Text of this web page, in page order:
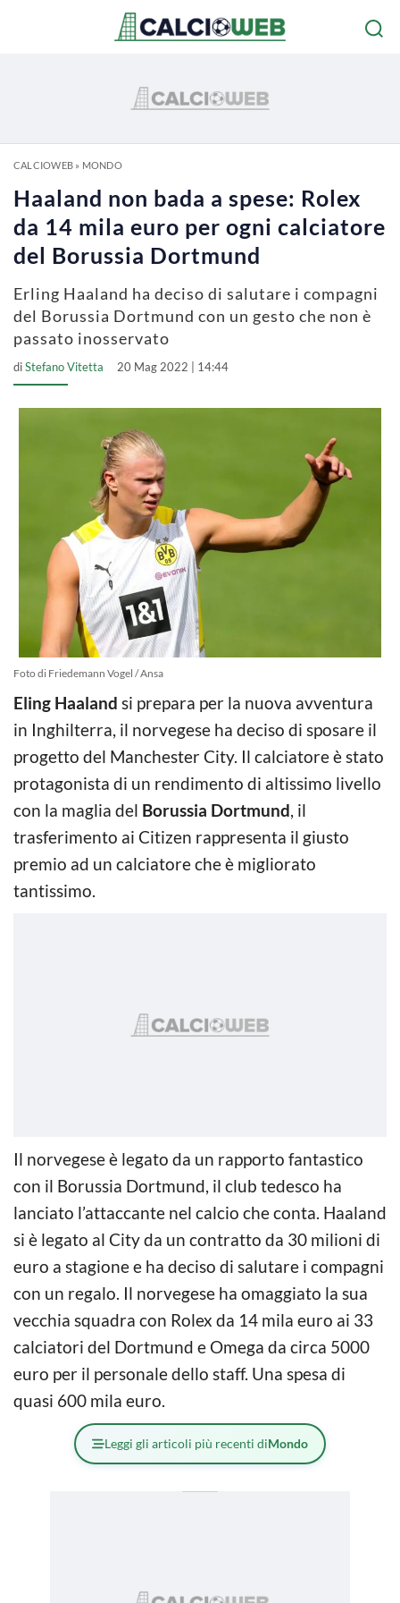
CALCIOWEB» MONDO
Haaland non bada a spese: Rolex
da 14 mila euro per ogni calciatore
del Borussia Dortmund
Erling Haaland ha deciso di salutare i compagni
del Borussia Dortmund con un gesto che non è
passato inosservato
diStefano Vitetta 20 Mag 2022 | 14:44
Foto di Friedemann Vogel / Ansa
Eling Haaland si prepara per la nuova avventura
in Inghilterra, il norvegese ha deciso di sposare il
progetto del Manchester City. Il calciatore è stato
protagonista di un rendimento di altissimo livello
con la maglia del Borussia Dortmund, il
trasferimento ai Citizen rappresenta il giusto
premio ad un calciatore che è migliorato
tantissimo.
Il norvegese è legato da un rapporto fantastico
con il Borussia Dortmund, il club tedesco ha
lanciato l’attaccante nel calcio che conta. Haaland
si è legato al City da un contratto da 30 milioni di
euro a stagione e ha deciso di salutare i compagni
con un regalo. Il norvegese ha omaggiato la sua
vecchia squadra con Rolex da 14 mila euro ai 33
calciatori del Dortmund e Omega da circa 5000
euro per il personale dello staff. Una spesa di
quasi 600 mila euro.
Leggi gli articoli più recenti diMondo